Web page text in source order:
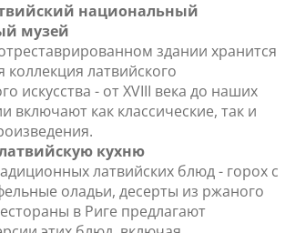
национальный
музей
здании хранится
латвийского
искусства - от XVIII века до наших
включают как классические, так и
кухню
латвийских блюд - горох с
оладьи, десерты из ржаного
в Риге предлагают